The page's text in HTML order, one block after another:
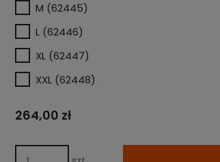
M (62445)
L (62446)
XL (62447)
XXL (62448)
264,00 zł